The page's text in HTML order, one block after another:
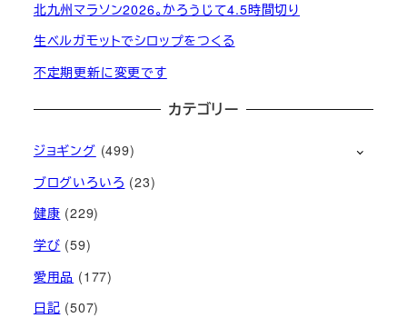
北九州マラソン2026。かろうじて4.5時間切り
生ベルガモットでシロップをつくる
不定期更新に変更です
カテゴリー
ジョギング (499)
ブログいろいろ (23)
健康 (229)
学び (59)
愛用品 (177)
日記 (507)